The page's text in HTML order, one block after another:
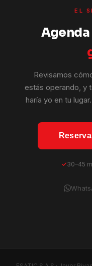
EL
Revisamos
estás operando, y
haría yo en tu
30–45